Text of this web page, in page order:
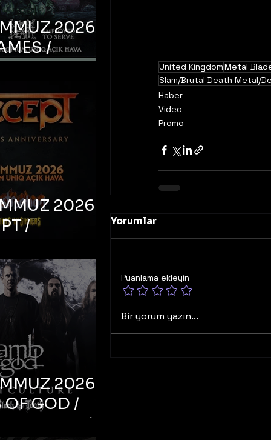
United KingdomMetal
Slam/Brutal Death Metal/
Haber
Video
Promo
Yorumlar
Puanlama ekleyin
Bir yorum yazın...
2026 –
/
DEATH /
– İstanbul,
Uniq
2026 –
/
/
‘N’
– İstanbul,
Uniq
2026 –
OF GOD /
CULTURE /